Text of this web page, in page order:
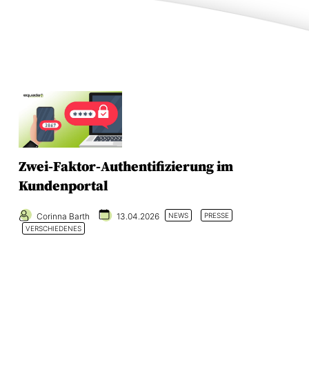
Zwei-Faktor-Authentifizierung im
Kundenportal
Corinna Barth 13.04.2026 NEWS
PRESSE
VERSCHIEDENES